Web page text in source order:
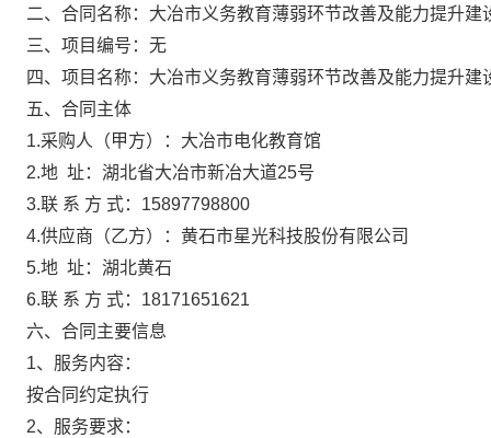
二、合同名称： 大冶市义务教育薄弱环节改善及能力提升
三、项目编号： 无
四、项目名称： 大冶市义务教育薄弱环节改善及能力提升
五、合同主体
1.采购人（甲方）： 大冶市电化教育馆
2.地 址： 湖北省大冶市新冶大道25号
3.联 系 方 式： 15897798800
4.供应商（乙方）： 黄石市星光科技股份有限公司
5.地 址： 湖北黄石
6.联 系 方 式： 18171651621
六、合同主要信息
1、服务内容：
按合同约定执行
2、服务要求：